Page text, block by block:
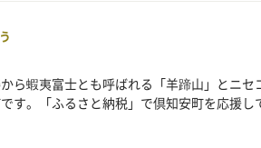
ら蝦夷富士とも呼ばれる「羊蹄山」とニセ
。「ふるさと納税」で倶知安町を応援し